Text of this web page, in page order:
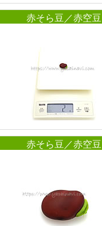
赤そら豆／赤空豆
赤そら豆／赤空豆